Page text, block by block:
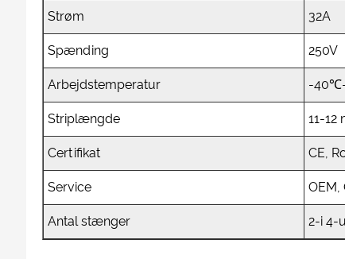
Strøm 32A
Spænding 250V
Arbejdstemperatur -
Striplængde 11-12
Certifikat CE,
Service OEM,
Antal stænger 2-i 4-